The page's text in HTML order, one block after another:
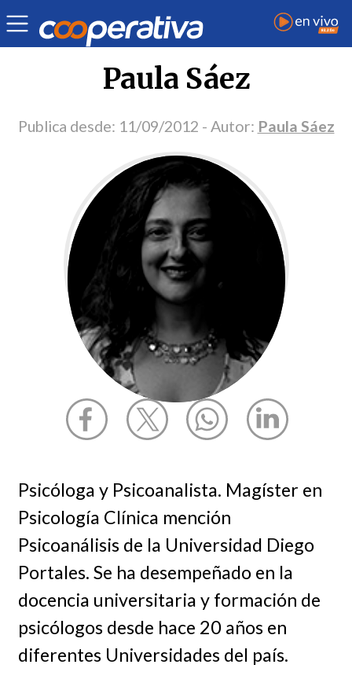
Portada Opinión
Paula Sáez
Publica desde: 11/09/2012 - Autor: Paula Sáez
Psicóloga y Psicoanalista. Magíster en
Psicología Clínica mención
Psicoanálisis de la Universidad Diego
Portales. Se ha desempeñado en la
docencia universitaria y formación de
psicólogos desde hace 20 años en
diferentes Universidades del país.